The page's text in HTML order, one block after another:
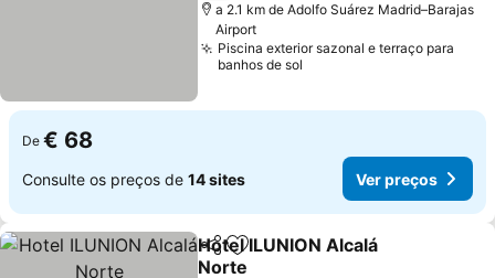
a 2.1 km de Adolfo Suárez Madrid–Barajas
Airport
Piscina exterior sazonal e terraço para
banhos de sol
De € 68
Consulte os preços de 14 sites Ver preços
PartilharAdicionar aos favoritos
Hotel ILUNION Alcalá
Norte